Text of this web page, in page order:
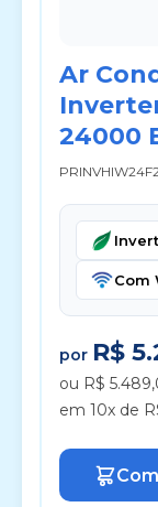
Ar
24000
Com
por R$
ou R$
em 10x de